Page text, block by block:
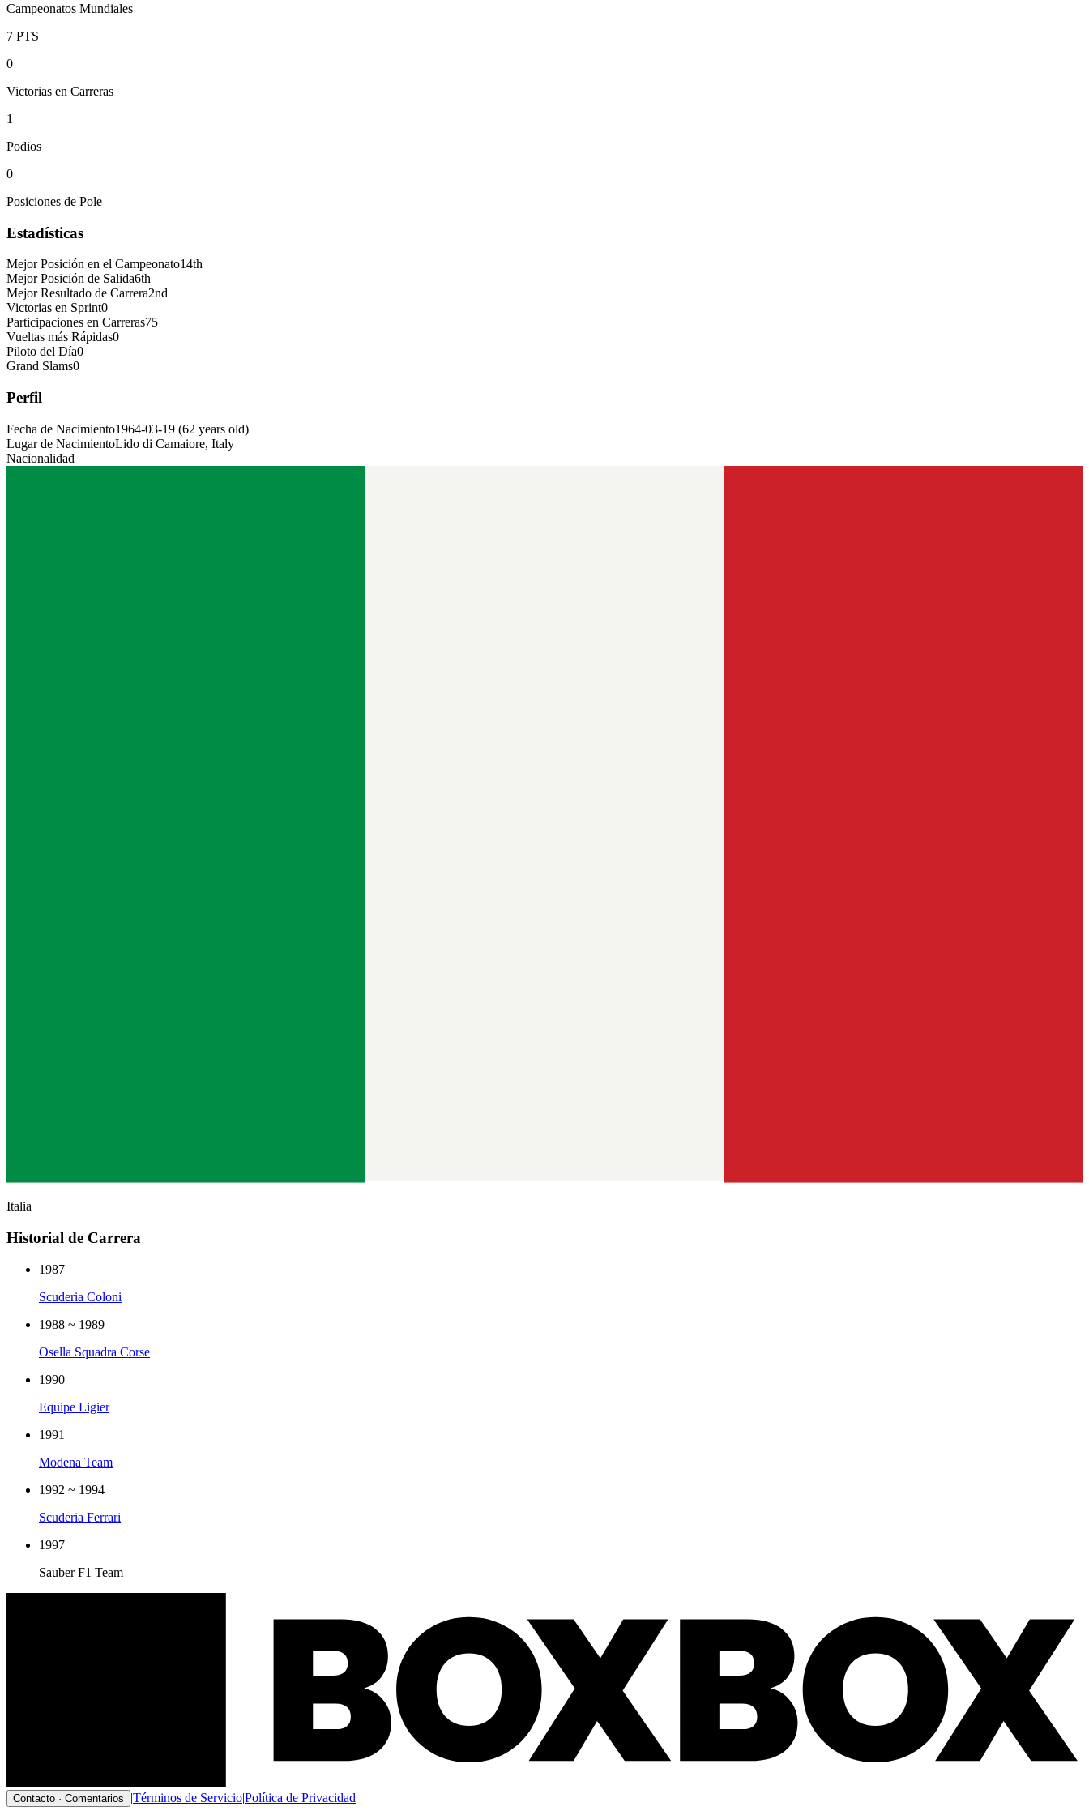
Campeonatos Mundiales
7 PTS
0
Victorias en Carreras
1
Podios
0
Posiciones de Pole
Estadísticas
Mejor Posición en el Campeonato14th
Mejor Posición de Salida6th
Mejor Resultado de Carrera2nd
Victorias en Sprint0
Participaciones en Carreras75
Vueltas más Rápidas0
Piloto del Día0
Grand Slams0
Perfil
Fecha de Nacimiento1964-03-19 (62 years old)
Lugar de NacimientoLido di Camaiore, Italy
Nacionalidad
Italia
Historial de Carrera
1987
Scuderia Coloni
1988 ~ 1989
Osella Squadra Corse
1990
Equipe Ligier
1991
Modena Team
1992 ~ 1994
Scuderia Ferrari
1997
Sauber F1 Team
Contacto · Comentarios |Términos de Servicio|Política de Privacidad